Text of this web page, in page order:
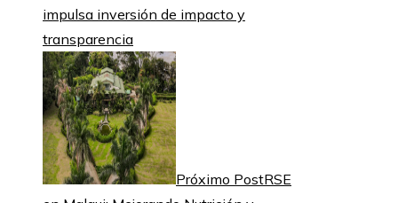
impulsa inversión de impacto y
transparencia
Próximo PostRSE